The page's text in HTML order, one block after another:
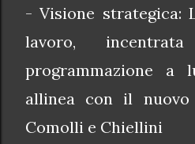
- Visione strategica:
lavoro,
programmazione a
allinea con il
Comolli e Chiellini